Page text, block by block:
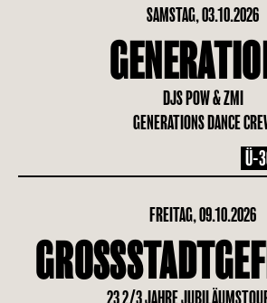
SAMSTAG, 03.10.2026
DJS POW & ZMI
GENERATIONS DANCE
Ü-
FREITAG, 09.10.2026
23 2/3 JAHRE